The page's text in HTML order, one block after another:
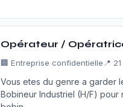
Opérateur /
🏢 Entreprise confidentielle 📍
Vous etes du genre a garder
Bobineur Industriel (H/F) pour